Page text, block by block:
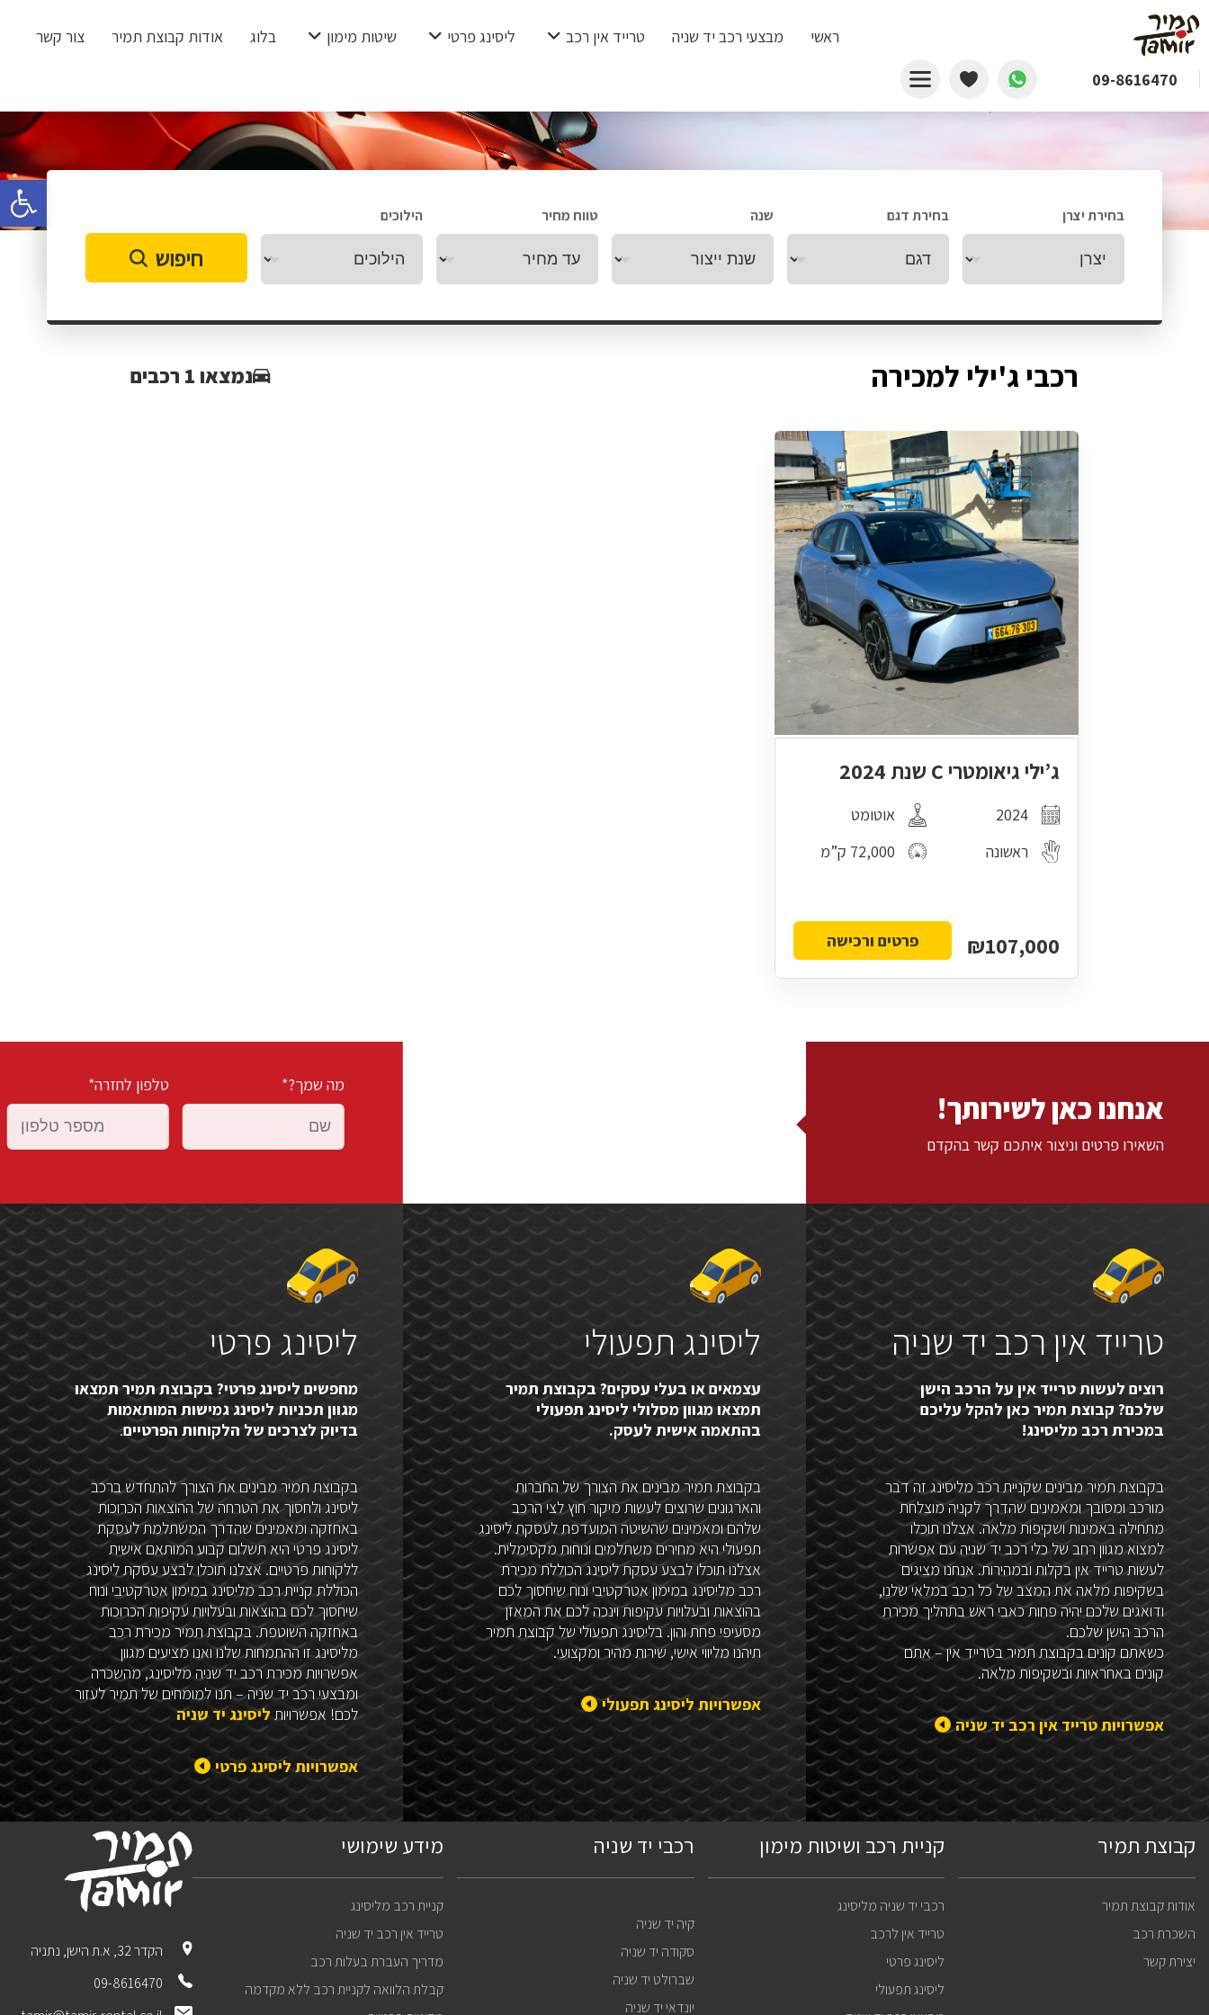
ראשי מבצעי רכב יד שניה טרייד אין רכב ליסינג פרטי שיטות מימון בלוג אודות קבוצת תמיר צור קשר
09-8616470
בחירת יצרן בחירת דגם שנה טווח מחיר הילוכים
חיפוש
רכבי ג'ילי למכירה נמצאו 1 רכבים
ג’ילי גיאומטרי C שנת 2024
2024
אוטומט
ראשונה
72,000 ק”מ
₪107,000 פרטים ורכישה
אנחנו כאן לשירותך!
השאירו פרטים וניצור איתכם קשר בהקדם
מה שמך?* טלפון לחזרה*
טרייד אין רכב יד שניה
רוצים לעשות טרייד אין על הרכב הישן
שלכם? קבוצת תמיר כאן להקל עליכם
במכירת רכב מליסינג!
בקבוצת תמיר מבינים שקניית רכב מליסינג זה דבר
מורכב ומסובך ומאמינים שהדרך לקניה מוצלחת
מתחילה באמינות ושקיפות מלאה. אצלנו תוכלו
למצוא מגוון רחב של כלי רכב יד שניה עם אפשרות
לעשות טרייד אין בקלות ובמהירות. אנחנו מציגים
בשקיפות מלאה את המצב של כל רכב במלאי שלנו,
ודואגים שלכם יהיה פחות כאבי ראש בתהליך מכירת
הרכב הישן שלכם.
כשאתם קונים בקבוצת תמיר בטרייד אין – אתם
קונים באחראיות ובשקיפות מלאה.
אפשרויות טרייד אין רכב יד שניה
ליסינג תפעולי
עצמאים או בעלי עסקים? בקבוצת תמיר
תמצאו מגוון מסלולי ליסינג תפעולי
בהתאמה אישית לעסק.
בקבוצת תמיר מבינים את הצורך של החברות
והארגונים שרוצים לעשות מיקור חוץ לצי הרכב
שלהם ומאמינים שהשיטה המועדפת לעסקת ליסינג
תפעולי היא מחירים משתלמים ונוחות מקסימלית.
אצלנו תוכלו לבצע עסקת ליסינג הכוללת מכירת
רכב מליסינג במימון אטרקטיבי ונוח שיחסוך לכם
בהוצאות ובעלויות עקיפות וינכה לכם את המאזן
מסעיפי פחת והון. בליסינג תפעולי של קבוצת תמיר
תיהנו מליווי אישי, שירות מהיר ומקצועי.
אפשרויות ליסינג תפעולי
ליסינג פרטי
מחפשים ליסינג פרטי? בקבוצת תמיר תמצאו
מגוון תכניות ליסינג גמישות המותאמות
בדיוק לצרכים של הלקוחות הפרטיים.
בקבוצת תמיר מבינים את הצורך להתחדש ברכב
ליסינג ולחסוך את הטרחה של ההוצאות הכרוכות
באחזקה ומאמינים שהדרך המשתלמת לעסקת
ליסינג פרטי היא תשלום קבוע המותאם אישית
ללקוחות פרטיים. אצלנו תוכלו לבצע עסקת ליסינג
הכוללת קניית רכב מליסינג במימון אטרקטיבי ונוח
שיחסוך לכם בהוצאות ובעלויות עקיפות הכרוכות
באחזקה השוטפת. בקבוצת תמיר מכירת רכב
מליסינג זו ההתמחות שלנו ואנו מציעים מגוון
אפשרויות מכירת רכב יד שניה מליסינג, מהשכרה
ומבצעי רכב יד שניה – תנו למומחים של תמיר לעזור
לכם! אפשרויותליסינג יד שניה
אפשרויות ליסינג פרטי
קבוצת תמיר
אודות קבוצת תמיר
השכרת רכב
יצירת קשר
קניית רכב ושיטות מימון
רכבי יד שניה מליסינג
טרייד אין לרכב
ליסינג פרטי
ליסינג תפעולי
רכבי יד שניה
קיה יד שניה
סקודה יד שניה
שברולט יד שניה
יונדאי יד שניה
מידע שימושי
קניית רכב מליסינג
טרייד אין רכב יד שניה
מדריך העברת בעלות רכב
קבלת הלוואה לקניית רכב ללא מקדמה
הקדר 32, א.ת הישן, נתניה